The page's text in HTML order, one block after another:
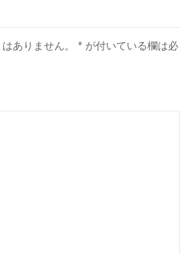
ありません。 * が付いている欄は必